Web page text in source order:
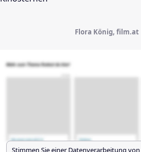
Flora König, film.at
Stimmen Sie einer Datenverarbeitung von